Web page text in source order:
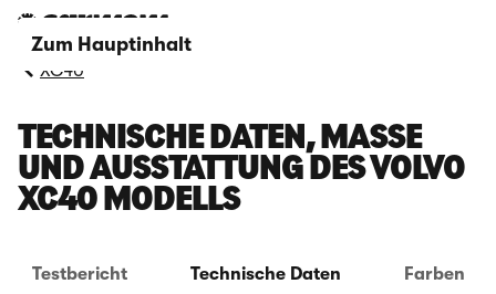
Zum Hauptinhalt
XC40
TECHNISCHE DATEN, MASSE U
ND AUSSTATTUNG DES VOLVO X
C40 MODELLS
Testbericht Technische Daten Farben